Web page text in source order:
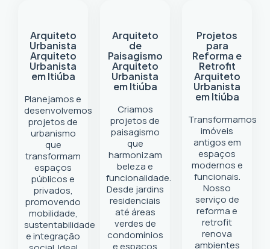
Arquiteto
Urbanista
Arquiteto
Urbanista
em Itiúba
Planejamos e
desenvolvemos
projetos de
urbanismo
que
transformam
espaços
públicos e
privados,
promovendo
mobilidade,
sustentabilidade
e integração
Arquiteto
de
Paisagismo
Arquiteto
Urbanista
em Itiúba
Criamos
projetos de
paisagismo
que
harmonizam
beleza e
funcionalidade.
Desde jardins
residenciais
até áreas
verdes de
condomínios
e espaços
Projetos
para
Reforma e
Retrofit
Arquiteto
Urbanista
em Itiúba
Transformamos
imóveis
antigos em
espaços
modernos e
funcionais.
Nosso
serviço de
reforma e
retrofit
renova
ambientes